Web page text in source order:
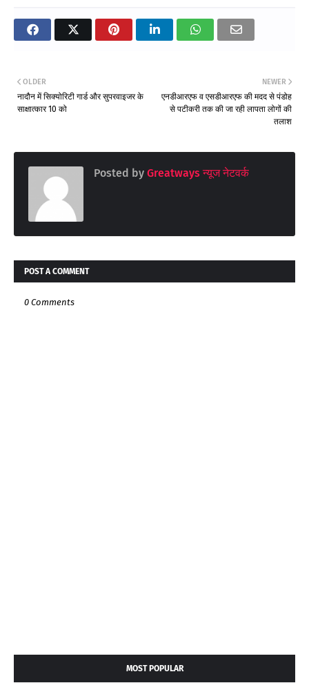
NEWER
एनडीआरएफ व एसडीआरएफ की मदद से पंडोह
से पटीकरी तक की जा रही लापता लोगों की
तलाश
OLDER
नादौन में सिक्योरिटी गार्ड और सुपरवाइजर के
साक्षात्कार 10 को
Posted by Greatways न्यूज नेटवर्क
POST A COMMENT
0 Comments
MOST POPULAR